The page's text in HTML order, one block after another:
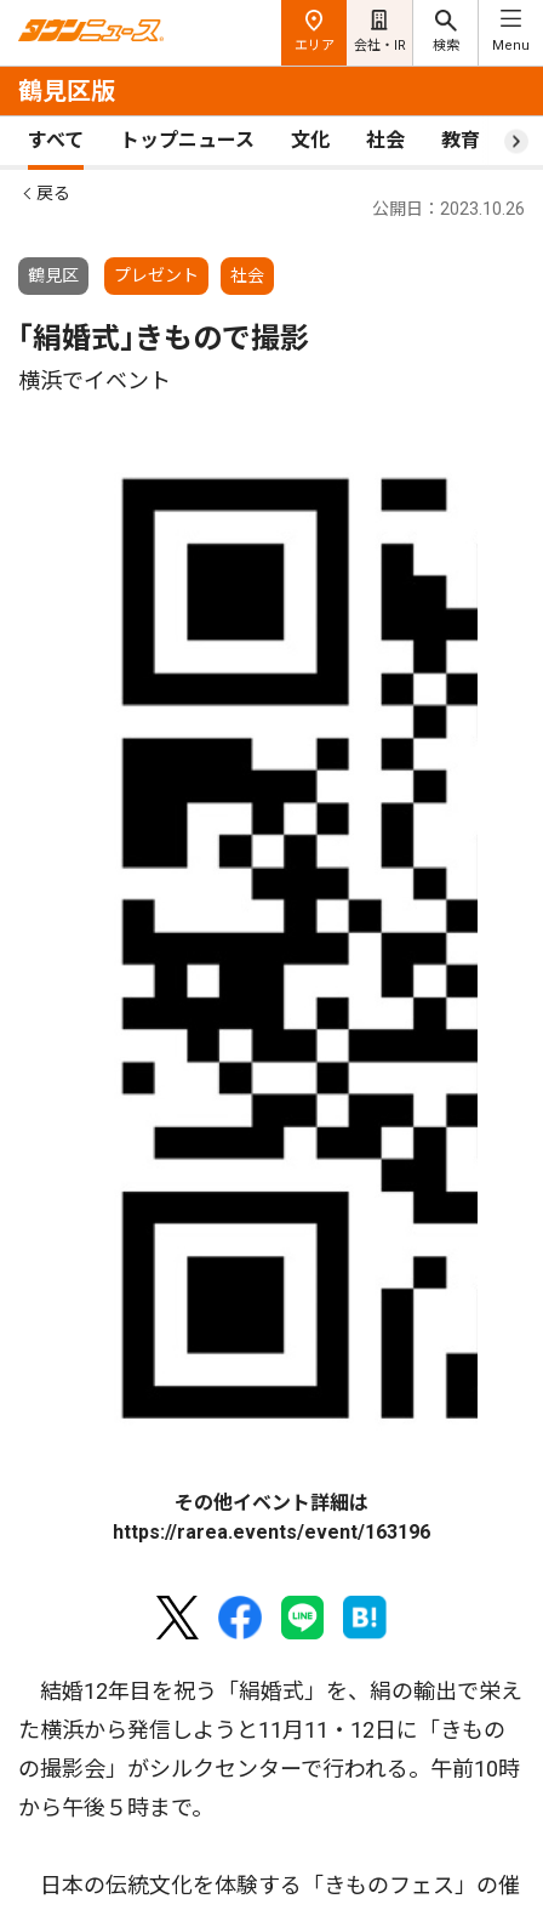
エリア 会社・IR 検索 Menu
鶴見区版
すべて トップニュース 文化 社会 教育 ス
戻る
鶴見区 プレゼント 社会
公開日：2023.10.26
｢絹婚式｣きもので撮影
横浜でイベント
その他イベント詳細は
https://rarea.events/event/163196
結婚12年目を祝う「絹婚式」を、絹の輸出で栄え
た横浜から発信しようと11月11・12日に「きもの
の撮影会」がシルクセンターで行われる。午前10時
から午後５時まで。
日本の伝統文化を体験する「きものフェス」の催